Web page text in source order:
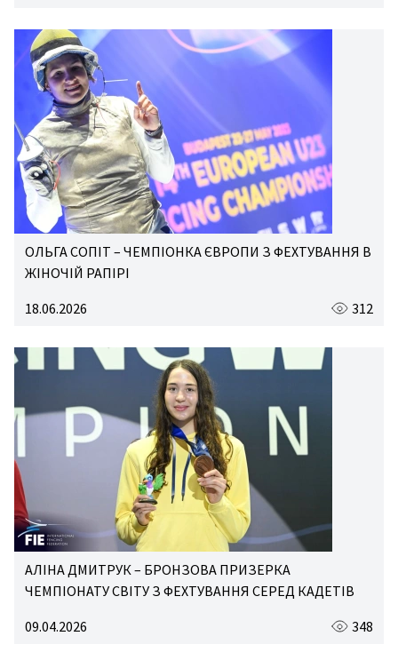
ОЛЬГА СОПІТ – ЧЕМПІОНКА ЄВРОПИ З ФЕХТУВАННЯ В
ЖІНОЧІЙ РАПІРІ
18.06.2026
312
АЛІНА ДМИТРУК – БРОНЗОВА ПРИЗЕРКА
ЧЕМПІОНАТУ СВІТУ З ФЕХТУВАННЯ СЕРЕД КАДЕТІВ
09.04.2026
348